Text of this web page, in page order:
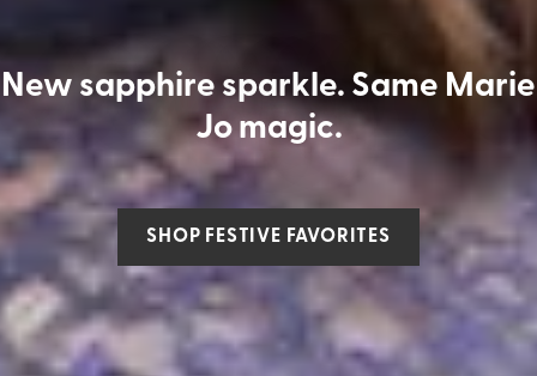
New sapphire sparkle. Same Marie
Jo magic.
SHOP FESTIVE FAVORITES